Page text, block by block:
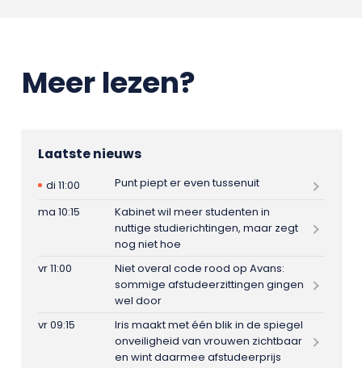
Meer lezen?
Laatste nieuws
di 11:00
Punt piept er even tussenuit
ma 10:15
Kabinet wil meer studenten in
nuttige studierichtingen, maar zegt
nog niet hoe
vr 11:00
Niet overal code rood op Avans:
sommige afstudeerzittingen gingen
wel door
vr 09:15
Iris maakt met één blik in de spiegel
onveiligheid van vrouwen zichtbaar
en wint daarmee afstudeerprijs